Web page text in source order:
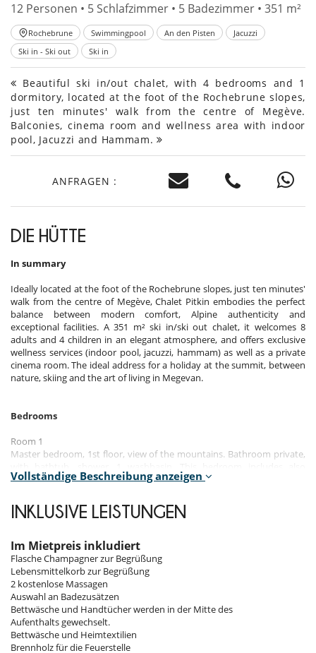
12 Personen • 5 Schlafzimmer • 5 Badezimmer • 351 m²
Rochebrune Swimmingpool An den Pisten
Jacuzzi
Ski in - Ski out
Ski in
Beautiful ski in/out chalet, with 4 bedrooms and 1
dormitory, located at the foot of the Rochebrune slopes,
just ten minutes' walk from the centre of Megève.
Balconies, cinema room and wellness area with indoor
pool, Jacuzzi and Hammam.
ANFRAGEN :
DIE HÜTTE
In summary
Ideally located at the foot of the Rochebrune slopes, just ten minutes'
walk from the centre of Megève, Chalet Pitkin embodies the perfect
balance between modern comfort, Alpine authenticity and
exceptional facilities. A 351 m² ski in/ski out chalet, it welcomes 8
adults and 4 children in an elegant atmosphere, and offers exclusive
wellness services (indoor pool, jacuzzi, hammam) as well as a private
cinema room. The ideal address for a holiday at the summit, between
nature, skiing and the art of living in Megevan.
Bedrooms
Room 1
Master bedroom, 1st floor, view of the mountains. Bathroom private,
dressing room, private terrace.
Room 2
Room, Garden level. This bedroom has 1 double bed. Bathroom
Room 3
Room, Garden level. This bedroom has 1 double bed. Bathroom
private.
Room 4
Room, Garden level. This bedroom has 1 double bed. Bathroom
private.
Vollständige Beschreibung anzeigen
INKLUSIVE LEISTUNGEN
Im Mietpreis inkludiert
Flasche Champagner zur Begrüßung
Lebensmittelkorb zur Begrüßung
2 kostenlose Massagen
Auswahl an Badezusätzen
Bettwäsche und Handtücher werden in der Mitte des
Aufenthalts gewechselt.
Bettwäsche und Heimtextilien
Brennholz für die Feuerstelle